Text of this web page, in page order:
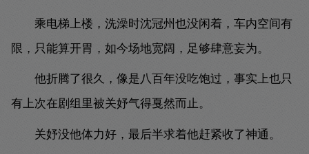
乘电梯上楼，洗澡时沈冠州也没闲着，车内空间有
限，只能算开胃，如今场地宽阔，足够肆意妄为。
他折腾了很久，像是八百年没吃饱过，事实上也只
有上次在剧组里被关妤气得戛然而止。
关妤没他体力好，最后半求着他赶紧收了神通。